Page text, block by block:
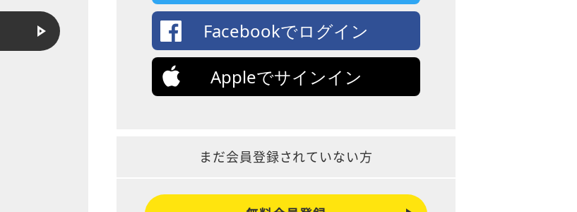
Facebookでログイン
Appleでサインイン
まだ会員登録されていない方